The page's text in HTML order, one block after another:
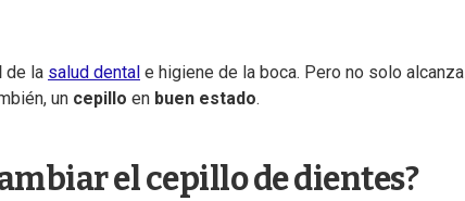
de la salud dental e higiene de la boca. Pero no solo alcanza
un cepillo en buen estado.
el cepillo de dientes?